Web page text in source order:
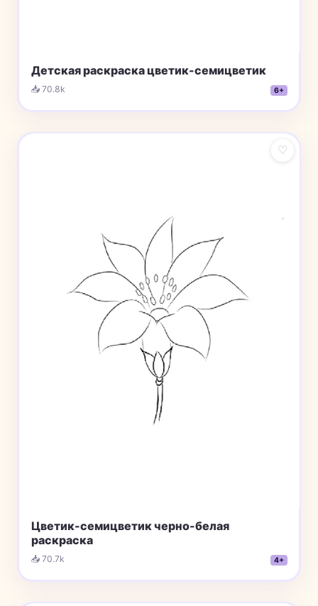
Детская раскраска цветик-семицветик
📥 70.8k 6+
♡
Цветик-семицветик черно-белая
раскраска
📥 70.7k 4+